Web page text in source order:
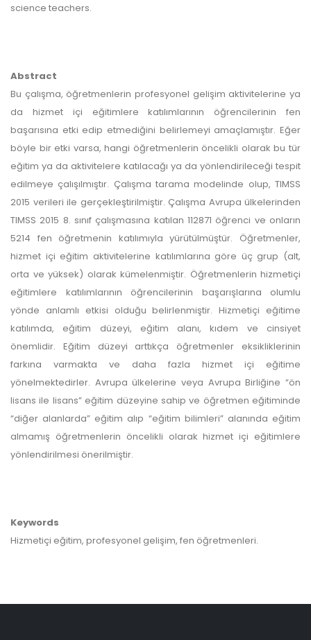
science teachers.
Abstract
Bu çalışma, öğretmenlerin profesyonel gelişim aktivitelerine ya
da hizmet içi eğitimlere katılımlarının öğrencilerinin fen
başarısına etki edip etmediğini belirlemeyi amaçlamıştır. Eğer
böyle bir etki varsa, hangi öğretmenlerin öncelikli olarak bu tür
eğitim ya da aktivitelere katılacağı ya da yönlendirileceği tespit
edilmeye çalışılmıştır. Çalışma tarama modelinde olup, TIMSS
2015 verileri ile gerçekleştirilmiştir. Çalışma Avrupa ülkelerinden
TIMSS 2015 8. sınıf çalışmasına katılan 112871 öğrenci ve onların
5214 fen öğretmenin katılımıyla yürütülmüştür. Öğretmenler,
hizmet içi eğitim aktivitelerine katılımlarına göre üç grup (alt,
orta ve yüksek) olarak kümelenmiştir. Öğretmenlerin hizmetiçi
eğitimlere katılımlarının öğrencilerinin başarışlarına olumlu
yönde anlamlı etkisi olduğu belirlenmiştir. Hizmetiçi eğitime
katılımda, eğitim düzeyi, eğitim alanı, kıdem ve cinsiyet
önemlidir. Eğitim düzeyi arttıkça öğretmenler eksikliklerinin
farkına varmakta ve daha fazla hizmet içi eğitime
yönelmektedirler. Avrupa ülkelerine veya Avrupa Birliğine “ön
lisans ile lisans” eğitim düzeyine sahip ve öğretmen eğitiminde
“diğer alanlarda” eğitim alıp “eğitim bilimleri” alanında eğitim
almamış öğretmenlerin öncelikli olarak hizmet içi eğitimlere
yönlendirilmesi önerilmiştir.
Keywords
Hizmetiçi eğitim, profesyonel gelişim, fen öğretmenleri.